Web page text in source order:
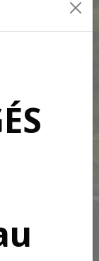
ÉS